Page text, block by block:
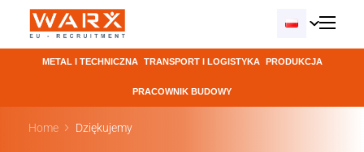
METAL I TECHNICZNA TRANSPORT I LOGISTYKA PRODUKCJA
PRACOWNIK BUDOWY
Home Dziękujemy